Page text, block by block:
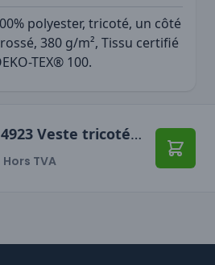
polyester, tricoté, un côté
380 g/m², Tissu certifié
TEX® 100.
Blåkläder 4923 Veste tricotée à capuche haute-visibilité
Hors TVA